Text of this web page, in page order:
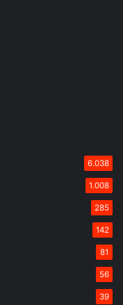
6.038
1.008
285
142
81
56
39